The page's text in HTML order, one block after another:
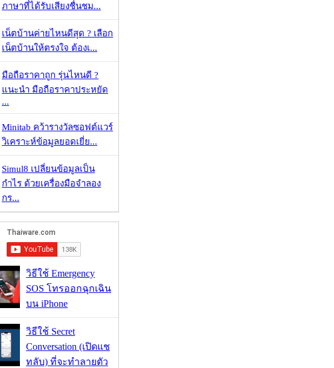
ภาษาที่ได้รับเสียงชื่นชม...
เน็ตบ้านค่ายไหนดีสุด ? เลือก
เน็ตบ้านให้ตรงใจ ต้องเ...
มือถือราคาถูก รุ่นไหนดี ?
แนะนำ มือถือราคาประหยัด
...
Minitab คว้ารางวัลซอฟต์แวร์
วิเคราะห์ข้อมูลยอดเยี่ย...
Simul8 เปลี่ยนข้อมูลเป็น
กำไร ด้วยเครื่องมือจำลอง
กร...
วิธีใช้ Emergency
SOS โทรออกฉุกเฉิน
บน iPhone
วิธีใช้ Secret
Conversation (เปิดแช
ทลับ) ที่จะทำลายตัว